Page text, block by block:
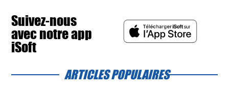
Suivez-nous
avec notre app
iSoft
ARTICLES POPULAIRES